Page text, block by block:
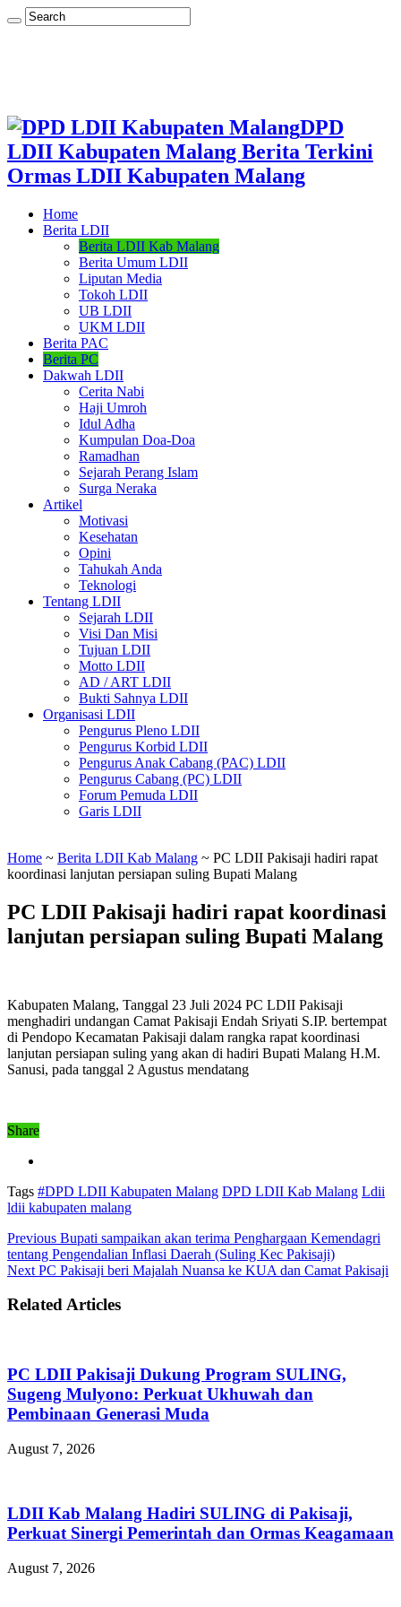
DPD
LDII Kabupaten Malang Berita Terkini
Ormas LDII Kabupaten Malang
Home
Berita LDII
Berita LDII Kab Malang
Berita Umum LDII
Liputan Media
Tokoh LDII
UB LDII
UKM LDII
Berita PAC
Berita PC
Dakwah LDII
Cerita Nabi
Haji Umroh
Idul Adha
Kumpulan Doa-Doa
Ramadhan
Sejarah Perang Islam
Surga Neraka
Artikel
Motivasi
Kesehatan
Opini
Tahukah Anda
Teknologi
Tentang LDII
Sejarah LDII
Visi Dan Misi
Tujuan LDII
Motto LDII
AD / ART LDII
Bukti Sahnya LDII
Organisasi LDII
Pengurus Pleno LDII
Pengurus Korbid LDII
Pengurus Anak Cabang (PAC) LDII
Pengurus Cabang (PC) LDII
Forum Pemuda LDII
Garis LDII
Home ~ Berita LDII Kab Malang ~ PC LDII Pakisaji hadiri rapat
koordinasi lanjutan persiapan suling Bupati Malang
PC LDII Pakisaji hadiri rapat koordinasi
lanjutan persiapan suling Bupati Malang
Kabupaten Malang, Tanggal 23 Juli 2024 PC LDII Pakisaji
menghadiri undangan Camat Pakisaji Endah Sriyati S.IP. bertempat
di Pendopo Kecamatan Pakisaji dalam rangka rapat koordinasi
lanjutan persiapan suling yang akan di hadiri Bupati Malang H.M.
Sanusi, pada tanggal 2 Agustus mendatang
Share
Tags #DPD LDII Kabupaten Malang DPD LDII Kab Malang Ldii
ldii kabupaten malang
Previous Bupati sampaikan akan terima Penghargaan Kemendagri
tentang Pengendalian Inflasi Daerah (Suling Kec Pakisaji)
Next PC Pakisaji beri Majalah Nuansa ke KUA dan Camat Pakisaji
Related Articles
PC LDII Pakisaji Dukung Program SULING,
Sugeng Mulyono: Perkuat Ukhuwah dan
Pembinaan Generasi Muda
August 7, 2026
LDII Kab Malang Hadiri SULING di Pakisaji,
Perkuat Sinergi Pemerintah dan Ormas Keagamaan
August 7, 2026